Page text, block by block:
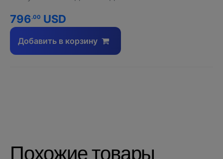
796.00 USD
Добавить в корзину
Похожие товары